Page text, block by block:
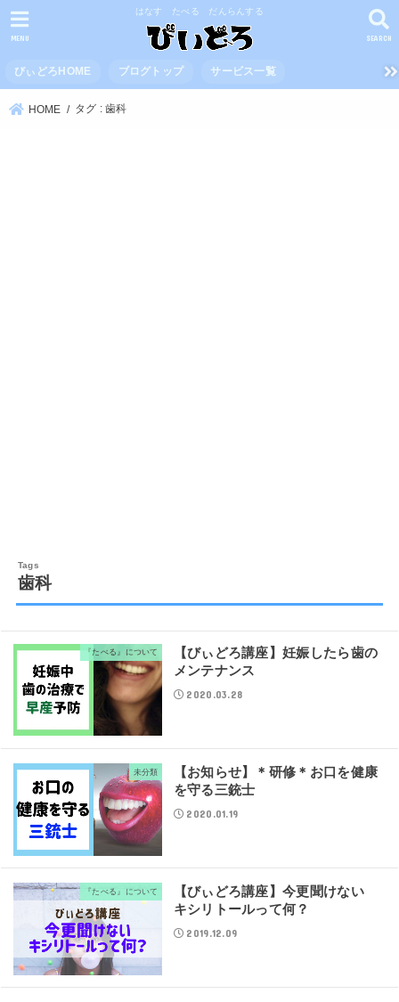
はなす たべる だんらんする
SEARCH
MENU
びぃどろHOME ブログトップ サービス一覧
HOME タグ : 歯科
歯科
『たべる』について
【びぃどろ講座】妊娠したら歯の
メンテナンス
2020.03.28
未分類
【お知らせ】＊研修＊お口を健康
を守る三銃士
2020.01.19
『たべる』について
【びぃどろ講座】今更聞けない
キシリトールって何？
2019.12.09